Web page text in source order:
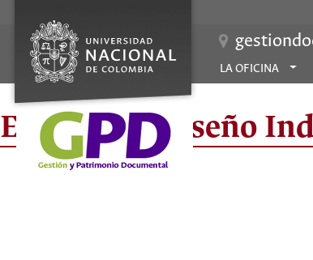
LA OFICINA
Escuela de Diseño